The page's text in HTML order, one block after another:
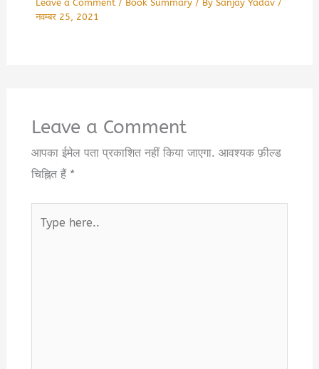
Leave a Comment / Book Summary/ By Sanjay Yadav /
नवम्बर 25, 2021
Leave a Comment
आपका ईमेल पता प्रकाशित नहीं किया जाएगा. आवश्यक फ़ील्ड
चिह्नित हैं *
here..